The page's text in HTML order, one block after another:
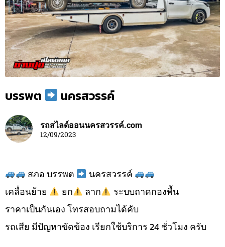
บรรพต นครสวรรค์
รถสไลด์ออนนครสวรรค์.com
12/09/2023
สภอ บรรพต
นครสวรรค์
เคลื่อนย้าย
ยก ลาก
ระบบถาดกองพื้น
ราคาเป็นกันเอง โทรสอบถามได้คับ
รถเสีย มีปัญหาขัดข้อง เรียกใช้บริการ 24 ชั่วโมง ครับ